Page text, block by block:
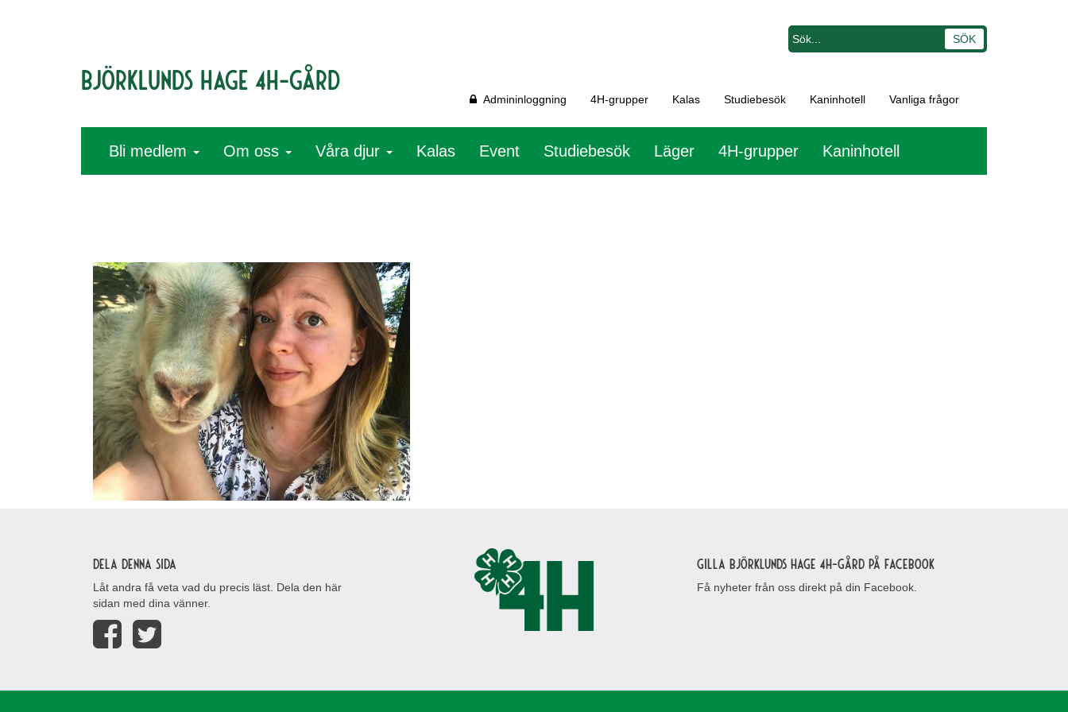
Björklunds Hage 4H-gård
Admininloggning 4H-grupper Kalas Studiebesök Kaninhotell Vanliga frågor
Bli medlem Om oss Våra djur Kalas Event Studiebesök Läger 4H-grupper Kaninhotell
Dela denna sida
Låt andra få veta vad du precis läst. Dela den här
sidan med dina vänner.
Gilla Björklunds Hage 4H-gård på Facebook
Få nyheter från oss direkt på din Facebook.